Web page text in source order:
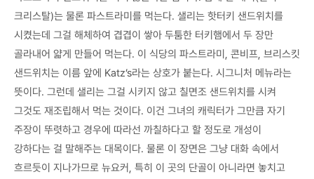
크리스탈)는 물론 파스트라미를 먹는다. 샐리는 핫터키 샌드위치를
시켰는데 그걸 해체하여 겹겹이 쌓아 두툼한 터키햄에서 두 장만
골라내어 얇게 만들어 먹는다. 이 식당의 파스트라미, 콘비프, 브리스킷
샌드위치는 이름 앞에 Katz’s라는 상호가 붙는다. 시그니처 메뉴라는
뜻이다. 그런데 샐리는 그걸 시키지 않고 칠면조 샌드위치를 시켜
그것도 재조립해서 먹는 것이다. 이건 그녀의 캐릭터가 그만큼 자기
주장이 뚜렷하고 경우에 따라선 까칠하다고 할 정도로 개성이
강하다는 걸 말해주는 대목이다. 물론 이 장면은 그냥 대화 속에서
흐르듯이 지나가므로 뉴요커, 특히 이 곳의 단골이 아니라면 놓치고